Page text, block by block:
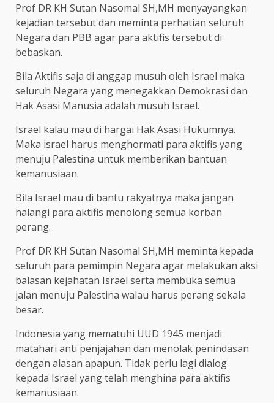
Prof DR KH Sutan Nasomal SH,MH menyayangkan
kejadian tersebut dan meminta perhatian seluruh
Negara dan PBB agar para aktifis tersebut di
bebaskan.
Bila Aktifis saja di anggap musuh oleh Israel maka
seluruh Negara yang menegakkan Demokrasi dan
Hak Asasi Manusia adalah musuh Israel.
Israel kalau mau di hargai Hak Asasi Hukumnya.
Maka israel harus menghormati para aktifis yang
menuju Palestina untuk memberikan bantuan
kemanusiaan.
Bila Israel mau di bantu rakyatnya maka jangan
halangi para aktifis menolong semua korban
perang.
Prof DR KH Sutan Nasomal SH,MH meminta kepada
seluruh para pemimpin Negara agar melakukan aksi
balasan kejahatan Israel serta membuka semua
jalan menuju Palestina walau harus perang sekala
besar.
Indonesia yang mematuhi UUD 1945 menjadi
matahari anti penjajahan dan menolak penindasan
dengan alasan apapun. Tidak perlu lagi dialog
kepada Israel yang telah menghina para aktifis
kemanusiaan.